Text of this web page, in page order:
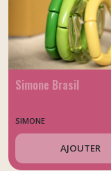
Simone Brasil
SIMONE
AJOUTER